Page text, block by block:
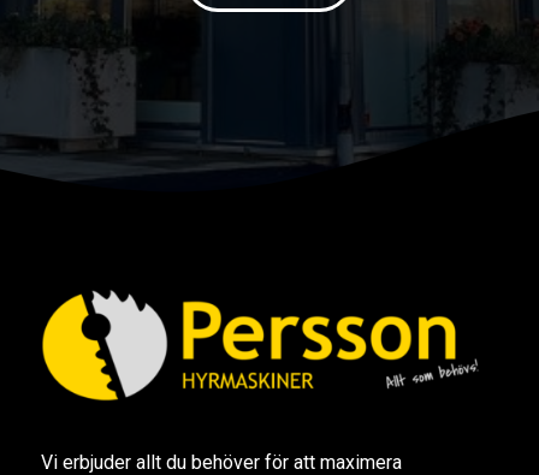
Vi erbjuder allt du behöver för att maximera